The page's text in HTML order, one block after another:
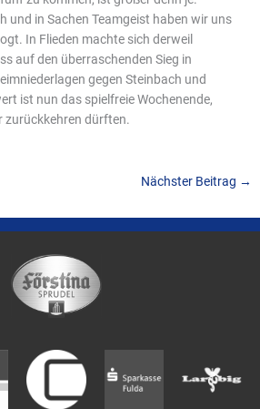
und in Sachen Teamgeist haben wir uns
In Flieden machte sich derweil
auf den überraschenden Sieg in
gegen Steinbach und
ist nun das spielfreie Wochenende,
zurückkehren dürften.
Nächster Beitrag →